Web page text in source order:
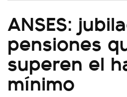
ANSES:
pensiones
superen el
mínimo